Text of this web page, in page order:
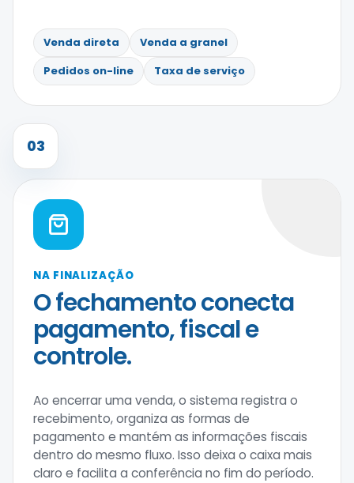
Venda direta
Venda a granel
Pedidos on-line
Taxa de serviço
03
NA FINALIZAÇÃO
O fechamento conecta
pagamento, fiscal e
controle.
Ao encerrar uma venda, o sistema registra o
recebimento, organiza as formas de
pagamento e mantém as informações fiscais
dentro do mesmo fluxo. Isso deixa o caixa mais
claro e facilita a conferência no fim do período.